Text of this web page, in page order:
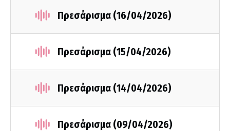
Πρεσάρισμα (16/04/2026)
Πρεσάρισμα (15/04/2026)
Πρεσάρισμα (14/04/2026)
Πρεσάρισμα (09/04/2026)